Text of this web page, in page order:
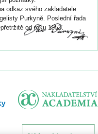
odkaz svého zakladatele
Purkyně. Poslední řada
od roku 1953.